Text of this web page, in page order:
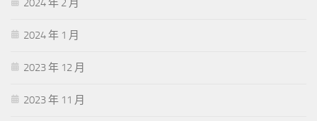
2024 年 1 月
2023 年 12 月
2023 年 11 月